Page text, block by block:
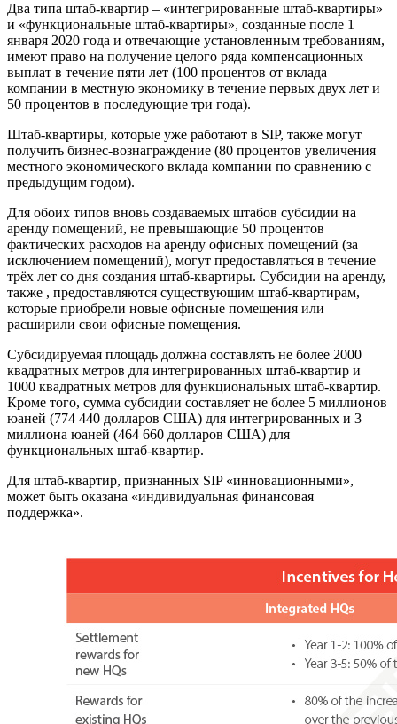
Два типа штаб-квартир – «интегрированные штаб-квартиры»
и «функциональные штаб-квартиры», созданные после 1
января 2020 года и отвечающие установленным требованиям,
имеют право на получение целого ряда компенсационных
выплат в течение пяти лет (100 процентов от вклада
компании в местную экономику в течение первых двух лет и
50 процентов в последующие три года).
Штаб-квартиры, которые уже работают в SIP, также могут
получить бизнес-вознаграждение (80 процентов увеличения
местного экономического вклада компании по сравнению с
предыдущим годом).
Для обоих типов вновь создаваемых штабов субсидии на
аренду помещений, не превышающие 50 процентов
фактических расходов на аренду офисных помещений (за
исключением помещений), могут предоставляться в течение
трёх лет со дня создания штаб-квартиры. Субсидии на аренду,
также , предоставляются существующим штаб-квартирам,
которые приобрели новые офисные помещения или
расширили свои офисные помещения.
Субсидируемая площадь должна составлять не более 2000
квадратных метров для интегрированных штаб-квартир и
1000 квадратных метров для функциональных штаб-квартир.
Кроме того, сумма субсидии составляет не более 5 миллионов
юаней (774 440 долларов США) для интегрированных и 3
миллиона юаней (464 660 долларов США) для
функциональных штаб-квартир.
Для штаб-квартир, признанных SIP «инновационными»,
может быть оказана «индивидуальная финансовая
поддержка».